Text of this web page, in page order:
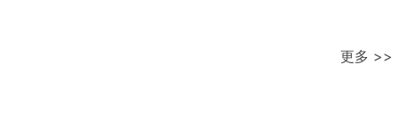
更多 >>